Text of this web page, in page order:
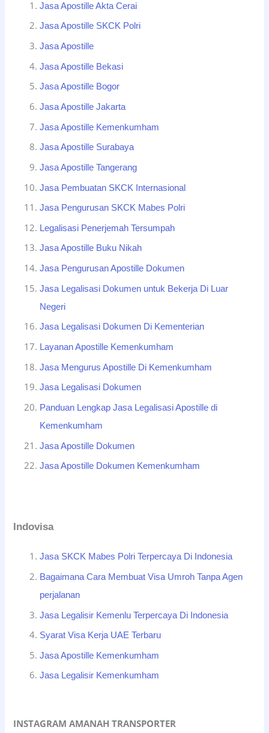
Jasa Apostille Akta Cerai
Jasa Apostille SKCK Polri
Jasa Apostille
Jasa Apostille Bekasi
Jasa Apostille Bogor
Jasa Apostille Jakarta
Jasa Apostille Kemenkumham
Jasa Apostille Surabaya
Jasa Apostille Tangerang
Jasa Pembuatan SKCK Internasional
Jasa Pengurusan SKCK Mabes Polri
Legalisasi Penerjemah Tersumpah
Jasa Apostille Buku Nikah
Jasa Pengurusan Apostille Dokumen
Jasa Legalisasi Dokumen untuk Bekerja Di Luar
Negeri
Jasa Legalisasi Dokumen Di Kementerian
Layanan Apostille Kemenkumham
Jasa Mengurus Apostille Di Kemenkumham
Jasa Legalisasi Dokumen
Panduan Lengkap Jasa Legalisasi Apostille di
Kemenkumham
Jasa Apostille Dokumen
Jasa Apostille Dokumen Kemenkumham
Indovisa
Jasa SKCK Mabes Polri Terpercaya Di Indonesia
Bagaimana Cara Membuat Visa Umroh Tanpa Agen
perjalanan
Jasa Legalisir Kemenlu Terpercaya Di Indonesia
Syarat Visa Kerja UAE Terbaru
Jasa Apostille Kemenkumham
Jasa Legalisir Kemenkumham
INSTAGRAM AMANAH TRANSPORTER